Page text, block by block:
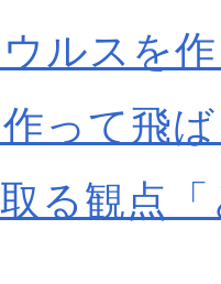
ルスを
って飛
る観点